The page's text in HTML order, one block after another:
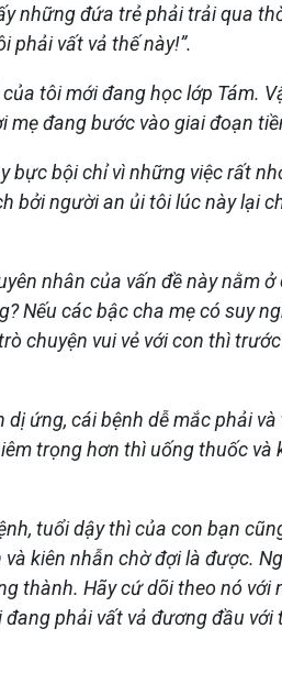
những đứa trẻ phải trải qua
phải vất vả thế này!”.
tôi mới đang học lớp Tám.
đang bước vào giai đoạn
bực bội chỉ vì những việc rất
người an ủi tôi lúc này lại
nhân của vấn đề này nằm
các bậc cha mẹ có suy
chuyện vui vẻ với con thì
ứng, cái bệnh dễ mắc phải
trọng hơn thì uống thuốc
tuổi dậy thì của con bạn
kiên nhẫn chờ đợi là được.
thành. Hãy cứ dõi theo nó
phải vất vả đương đầu